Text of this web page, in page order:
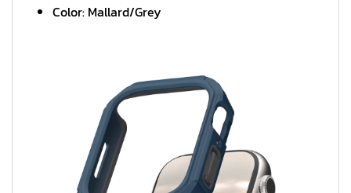
Color: Mallard/Grey